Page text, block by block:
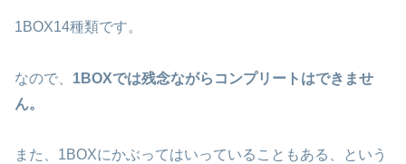
1BOX14種類です。
なので、 1BOXでは残念ながらコンプリートはできませ
ん。
また、1BOXにかぶってはいっていることもある、という